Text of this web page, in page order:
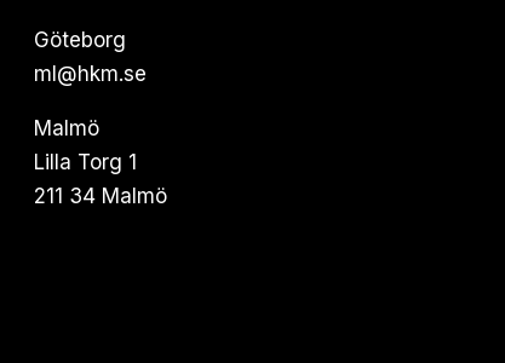
Göteborg
ml@hkm.se
Malmö
Lilla Torg 1
211 34 Malmö